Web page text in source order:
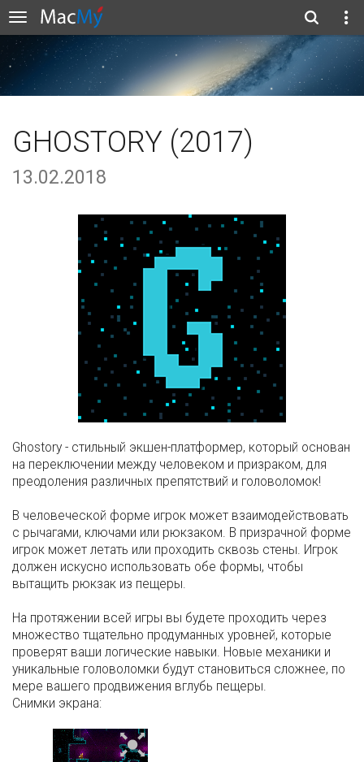
GHOSTORY (2017)
13.02.2018
Ghostory - стильный экшен-платформер, который основан
на переключении между человеком и призраком, для
преодоления различных препятствий и головоломок!
В человеческой форме игрок может взаимодействовать
с рычагами, ключами или рюкзаком. В призрачной форме
игрок может летать или проходить сквозь стены. Игрок
должен искусно использовать обе формы, чтобы
вытащить рюкзак из пещеры.
На протяжении всей игры вы будете проходить через
множество тщательно продуманных уровней, которые
проверят ваши логические навыки. Новые механики и
уникальные головоломки будут становиться сложнее, по
мере вашего продвижения вглубь пещеры.
Снимки экрана: